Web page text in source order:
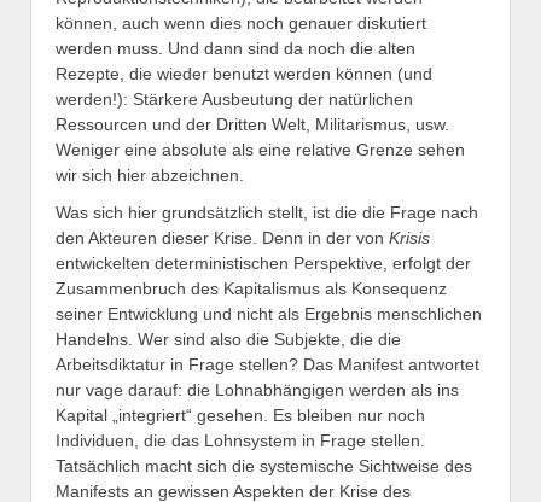
können, auch wenn dies noch genauer diskutiert
werden muss. Und dann sind da noch die alten
Rezepte, die wieder benutzt werden können (und
werden!): Stärkere Ausbeutung der natürlichen
Ressourcen und der Dritten Welt, Militarismus, usw.
Weniger eine absolute als eine relative Grenze sehen
wir sich hier abzeichnen.
Was sich hier grundsätzlich stellt, ist die die Frage nach
den Akteuren dieser Krise. Denn in der von Krisis
entwickelten deterministischen Perspektive, erfolgt der
Zusammenbruch des Kapitalismus als Konsequenz
seiner Entwicklung und nicht als Ergebnis menschlichen
Handelns. Wer sind also die Subjekte, die die
Arbeitsdiktatur in Frage stellen? Das Manifest antwortet
nur vage darauf: die Lohnabhängigen werden als ins
Kapital „integriert“ gesehen. Es bleiben nur noch
Individuen, die das Lohnsystem in Frage stellen.
Tatsächlich macht sich die systemische Sichtweise des
Manifests an gewissen Aspekten der Krise des